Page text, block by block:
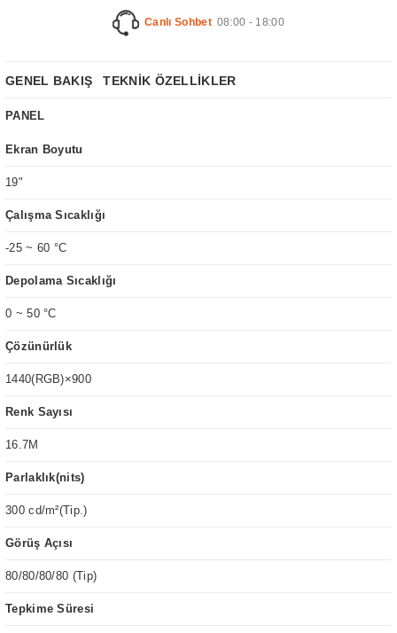
Canlı Sohbet 08:00 - 18:00
GENEL BAKIŞ TEKNİK ÖZELLİKLER
PANEL
Ekran Boyutu
19"
Çalışma Sıcaklığı
-25 ~ 60 °C
Depolama Sıcaklığı
0 ~ 50 °C
Çözünürlük
1440(RGB)×900
Renk Sayısı
16.7M
Parlaklık(nits)
300 cd/m²(Tip.)
Görüş Açısı
80/80/80/80 (Tip)
Tepkime Süresi